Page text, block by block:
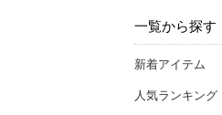
一覧から探す
新着アイテム
人気ランキング